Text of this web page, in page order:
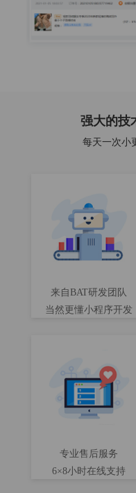
强大的技
每天一次小
来自BAT研发团队
当然更懂小程序开发
专业售后服务
6×8小时在线支持